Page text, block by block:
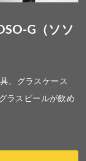
G（ソソ
。グラスケース
ラスビールが飲め